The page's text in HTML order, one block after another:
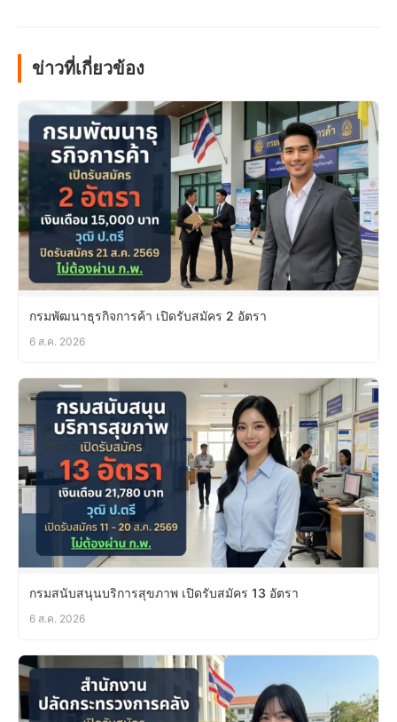
ข่าวที่เกี่ยวข้อง
กรมพัฒนาธุรกิจการค้า เปิดรับสมัคร 2 อัตรา
6 ส.ค. 2026
กรมสนับสนุนบริการสุขภาพ เปิดรับสมัคร 13 อัตรา
6 ส.ค. 2026